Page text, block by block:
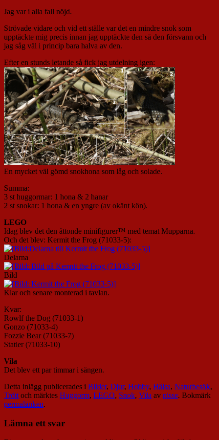
Jag var i alla fall nöjd.
Strövade vidare och vid ett ställe var det en mindre snok som
upptäckte mig precis innan jag upptäckte den så den försvann och
jag såg väl i princip bara halva av den.
Efter en stunds letande så fick jag utdelning igen:
En mycket väl gömd snokhona som låg och solade.
Summa:
3 st huggormar: 1 hona & 2 hanar
2 st snokar: 1 hona & en yngre (av okänt kön).
LEGO
Idag blev det den åttonde minifigurer™ med temat Mupparna.
Och det blev: Kermit the Frog (71033-5):
Delarna
Bild
Klar och senare monterad i tavlan.
Kvar:
Rowlf the Dog (71033-1)
Gonzo (71033-4)
Fozzie Bear (71033-7)
Statler (71033-10)
Vila
Det blev ett par timmar i sängen.
Detta inlägg publicerades i Bilder, Djur, Hobby, Hälsa, Naturbesök,
Tröttoch märktes Huggorm, LEGO, Snok, Vila av nisse. Bokmärk
permalänken.
Lämna ett svar